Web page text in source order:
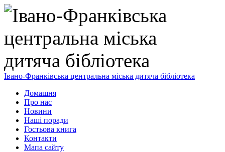
Івано-Франківська центральна міська дитяча бібліотека
Домашня
Про нас
Новини
Наші поради
Гостьова книга
Контакти
Мапа сайту